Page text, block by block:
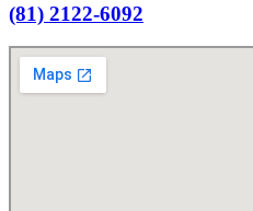
(81) 2122-6092